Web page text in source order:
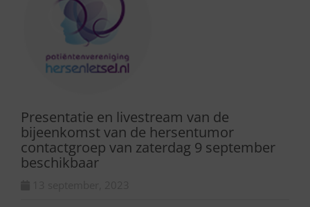
Presentatie en livestream van de
bijeenkomst van de hersentumor
contactgroep van zaterdag 9 september
beschikbaar